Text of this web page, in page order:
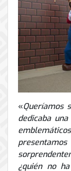
«Queríamos
dedicaba
¿quién no